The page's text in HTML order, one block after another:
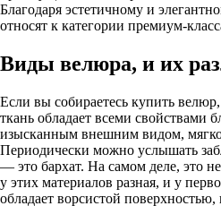
Благодаря эстетичному и
относят к категории премиум-
Виды велюра, и их
Если вы собираетесь купить велюр,
ткань обладает всеми свойствами
изысканным внешним видом,
Периодически можно услышать
— это бархат. На самом деле, это
у этих материалов разная, и у
обладает ворсистой